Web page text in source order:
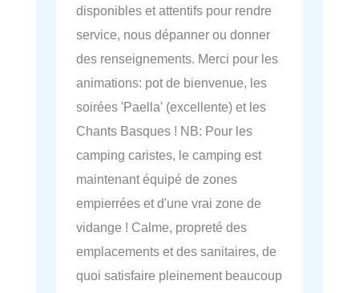
disponibles et attentifs pour rendre
service, nous dépanner ou donner
des renseignements. Merci pour les
animations: pot de bienvenue, les
soirées 'Paella' (excellente) et les
Chants Basques ! NB: Pour les
camping caristes, le camping est
maintenant équipé de zones
empierrées et d'une vrai zone de
vidange ! Calme, propreté des
emplacements et des sanitaires, de
quoi satisfaire pleinement beaucoup